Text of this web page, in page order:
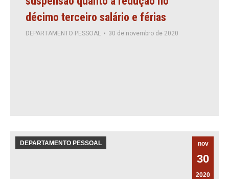
décimo terceiro salário e férias
DEPARTAMENTO PESSOAL 30 de novembro de 2020
nov
30
2020
DEPARTAMENTO PESSOAL